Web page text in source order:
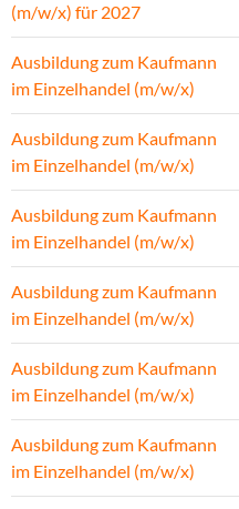
(m/w/x) für 2027
Ausbildung zum Kaufmann
im Einzelhandel (m/w/x)
Ausbildung zum Kaufmann
im Einzelhandel (m/w/x)
Ausbildung zum Kaufmann
im Einzelhandel (m/w/x)
Ausbildung zum Kaufmann
im Einzelhandel (m/w/x)
Ausbildung zum Kaufmann
im Einzelhandel (m/w/x)
Ausbildung zum Kaufmann
im Einzelhandel (m/w/x)